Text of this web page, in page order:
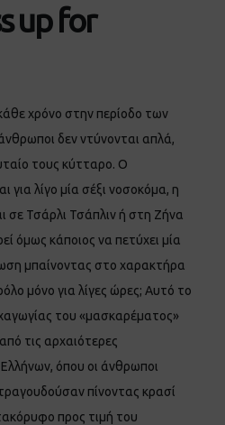
up for
χρόνο στην περίοδο των
δεν ντύνονται απλά,
τους κύτταρο. Ο
για λίγο μία σέξι νοσοκόμα, η
σε Τσάρλι Τσάπλιν ή στη Ζήνα
όμως κάποιος να πετύχει μία
μπαίνοντας στο χαρακτήρα
μόνο για λίγες ώρες; Αυτό το
του «μασκαρέματος»
τις αρχαιότερες
όπου οι άνθρωποι
πίνοντας κρασί
προς τιμή του